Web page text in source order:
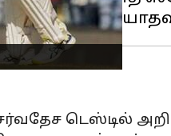
டெஸ்டில்